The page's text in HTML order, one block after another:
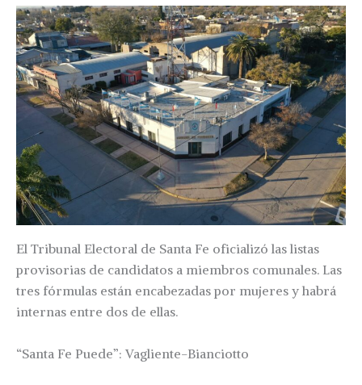
El Tribunal Electoral de Santa Fe oficializó las listas
provisorias de candidatos a miembros comunales. Las
tres fórmulas están encabezadas por mujeres y habrá
internas entre dos de ellas.
“Santa Fe Puede”: Vagliente-Bianciotto